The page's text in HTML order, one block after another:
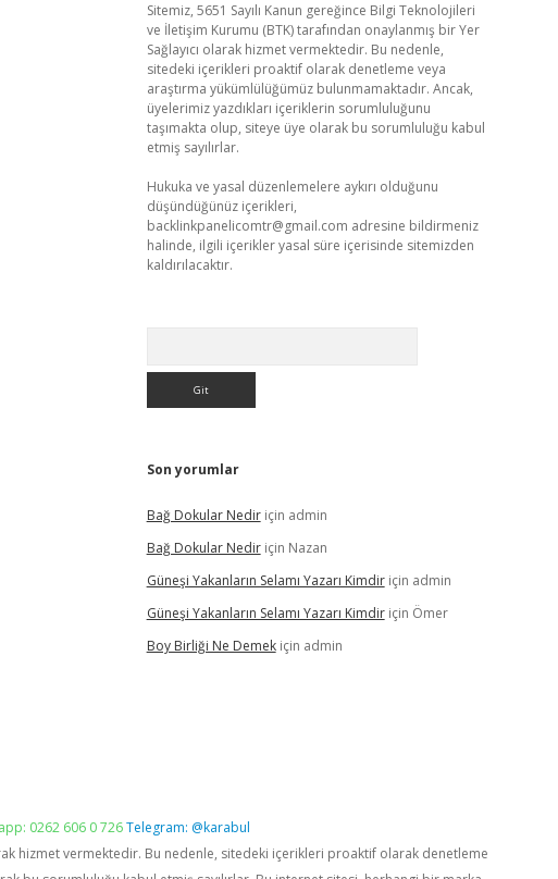
Sitemiz, 5651 Sayılı Kanun gereğince Bilgi Teknolojileri
ve İletişim Kurumu (BTK) tarafından onaylanmış bir Yer
Sağlayıcı olarak hizmet vermektedir. Bu nedenle,
sitedeki içerikleri proaktif olarak denetleme veya
araştırma yükümlülüğümüz bulunmamaktadır. Ancak,
üyelerimiz yazdıkları içeriklerin sorumluluğunu
taşımakta olup, siteye üye olarak bu sorumluluğu kabul
etmiş sayılırlar.
Hukuka ve yasal düzenlemelere aykırı olduğunu
düşündüğünüz içerikleri,
backlinkpanelicomtr@gmail.com adresine bildirmeniz
halinde, ilgili içerikler yasal süre içerisinde sitemizden
kaldırılacaktır.
Son yorumlar
Bağ Dokular Nediriçin admin
Bağ Dokular Nediriçin Nazan
Güneşi Yakanların Selamı Yazarı Kimdiriçin admin
Güneşi Yakanların Selamı Yazarı Kimdiriçin Ömer
Boy Birliği Ne Demekiçin admin
0262 606 0 726Telegram: @karabul
hizmet vermektedir. Bu nedenle, sitedeki içerikleri proaktif olarak denetleme